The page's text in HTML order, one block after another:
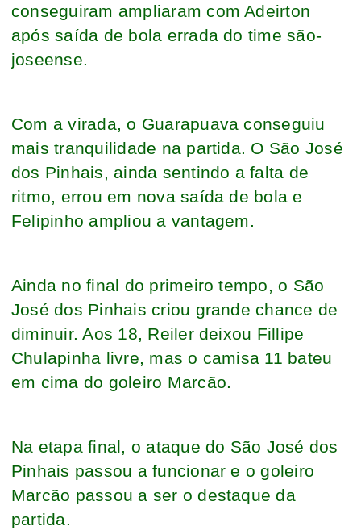
conseguiram ampliaram com Adeirton
após saída de bola errada do time são-
joseense.
Com a virada, o Guarapuava conseguiu
mais tranquilidade na partida. O São José
dos Pinhais, ainda sentindo a falta de
ritmo, errou em nova saída de bola e
Felipinho ampliou a vantagem.
Ainda no final do primeiro tempo, o São
José dos Pinhais criou grande chance de
diminuir. Aos 18, Reiler deixou Fillipe
Chulapinha livre, mas o camisa 11 bateu
em cima do goleiro Marcão.
Na etapa final, o ataque do São José dos
Pinhais passou a funcionar e o goleiro
Marcão passou a ser o destaque da
partida.